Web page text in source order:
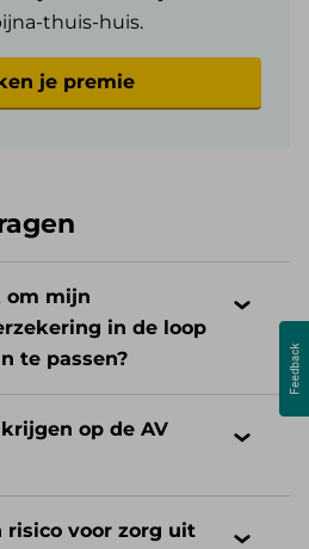
thuis-huis.
je premie
om mijn
in de loop
te passen?
op de AV
risico voor zorg uit